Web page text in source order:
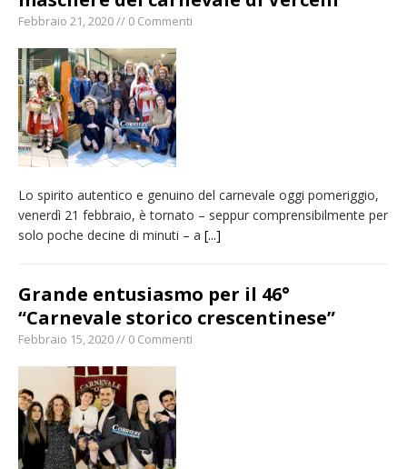
Febbraio 21, 2020 // 0 Commenti
Lo spirito autentico e genuino del carnevale oggi pomeriggio,
venerdì 21 febbraio, è tornato – seppur comprensibilmente per
solo poche decine di minuti – a [...]
Grande entusiasmo per il 46°
“Carnevale storico crescentinese”
Febbraio 15, 2020 // 0 Commenti